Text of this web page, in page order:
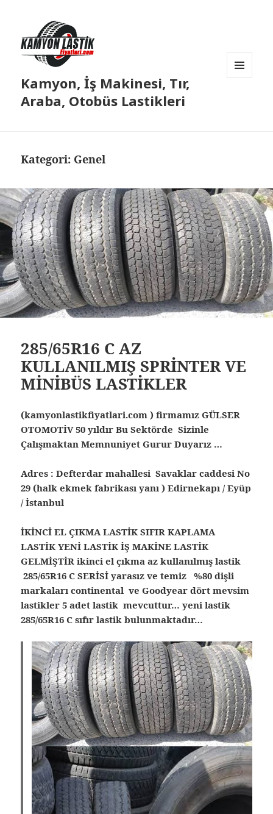
Kamyon, İş Makinesi, Tır,
Araba, Otobüs Lastikleri
Kategori: Genel
285/65R16 C AZ
KULLANILMIŞ SPRİNTER VE
MİNİBÜS LASTİKLER
(kamyonlastikfiyatlari.com ) firmamız GÜLSER
OTOMOTİV 50 yıldır Bu Sektörde Sizinle
Çalışmaktan Memnuniyet Gurur Duyarız …
Adres : Defterdar mahallesi Savaklar caddesi No
29 (halk ekmek fabrikası yanı ) Edirnekapı / Eyüp
/ İstanbul
İKİNCİ EL ÇIKMA LASTİK SIFIR KAPLAMA
LASTİK YENİ LASTİK İŞ MAKİNE LASTİK
GELMİŞTİR ikinci el çıkma az kullanılmış lastik
285/65R16 C SERİSİ yarasız ve temiz %80 dişli
markaları continental ve Goodyear dört mevsim
lastikler 5 adet lastik mevcuttur… yeni lastik
285/65R16 C sıfır lastik bulunmaktadır…